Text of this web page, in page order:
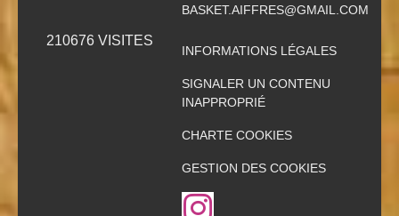
210676 VISITES
BASKET.AIFFRES@GMAIL.COM
INFORMATIONS LÉGALES
SIGNALER UN CONTENU
INAPPROPRIÉ
CHARTE COOKIES
GESTION DES COOKIES